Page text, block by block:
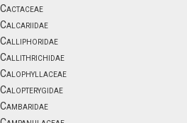
Cactaceae
Calcariidae
Calliphoridae
Callithrichidae
Calophyllaceae
Calopterygidae
Cambaridae